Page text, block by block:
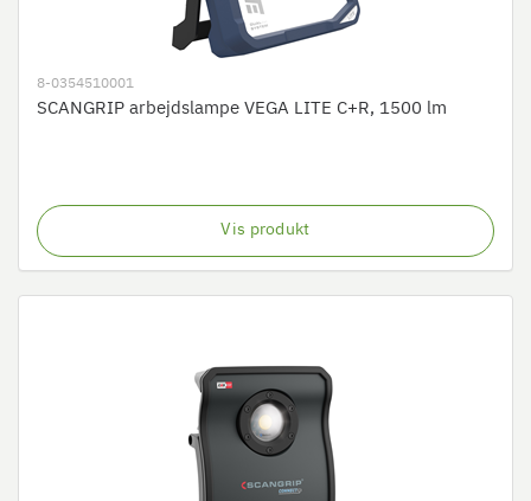
8-0354510001
SCANGRIP arbejdslampe VEGA LITE C+R, 1500 lm
Vis produkt